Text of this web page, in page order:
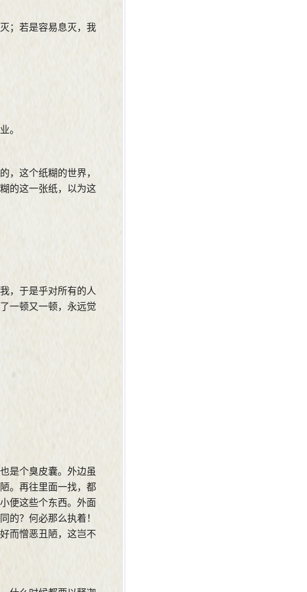
；若是容易息灭，我
。
，这个纸糊的世界，
的这一张纸，以为这
，于是乎对所有的人
一顿又一顿，永远觉
是个臭皮囊。外边虽
。再往里面一找，都
便这些个东西。外面
的？何必那么执着！
而憎恶丑陋，这岂不